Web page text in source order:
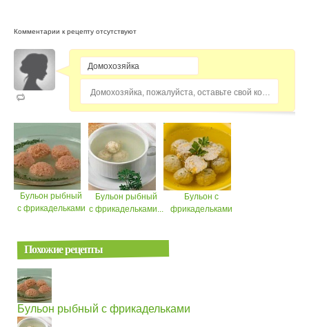
Комментарии к рецепту отсутствуют
Домохозяйка, пожалуйста, оставьте свой комментарий...
Бульон рыбный
с фрикадельками
Бульон рыбный
с фрикадельками...
Бульон с
фрикадельками
Похожие рецепты
Бульон рыбный с фрикадельками